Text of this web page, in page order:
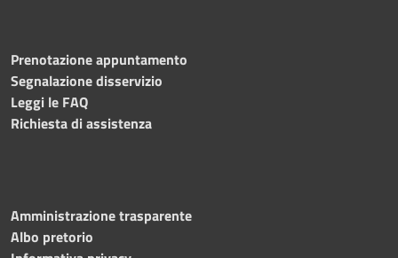
Prenotazione appuntamento
Segnalazione disservizio
Leggi le FAQ
Richiesta di assistenza
Amministrazione trasparente
Albo pretorio